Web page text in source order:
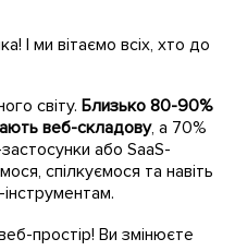
І ми вітаємо всіх, хто до
світу. Близько 80-90%
веб-складову, а 70%
або SaaS-
спілкуємося та навіть
простір! Ви змінюєте